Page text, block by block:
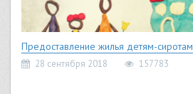
Предоставление жилья детям-сиротам
28 сентября 2018 157783